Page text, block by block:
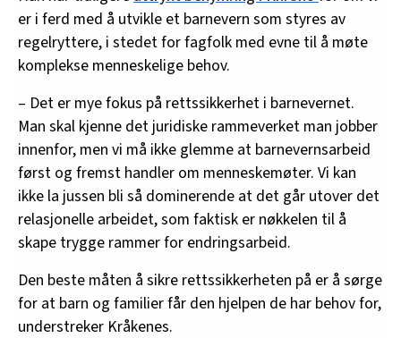
er i ferd med å utvikle et barnevern som styres av
regelryttere, i stedet for fagfolk med evne til å møte
komplekse menneskelige behov.
– Det er mye fokus på rettssikkerhet i barnevernet.
Man skal kjenne det juridiske rammeverket man jobber
innenfor, men vi må ikke glemme at barnevernsarbeid
først og fremst handler om menneskemøter. Vi kan
ikke la jussen bli så dominerende at det går utover det
relasjonelle arbeidet, som faktisk er nøkkelen til å
skape trygge rammer for endringsarbeid.
Den beste måten å sikre rettssikkerheten på er å sørge
for at barn og familier får den hjelpen de har behov for,
understreker Kråkenes.